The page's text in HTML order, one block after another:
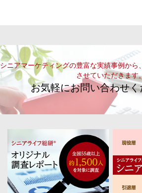
シニアマーケティングの豊富な実績事例か
させていただきます
お気軽にお問い合わせ